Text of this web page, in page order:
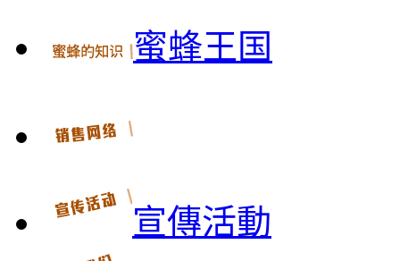
蜜蜂王国
宣傳活動